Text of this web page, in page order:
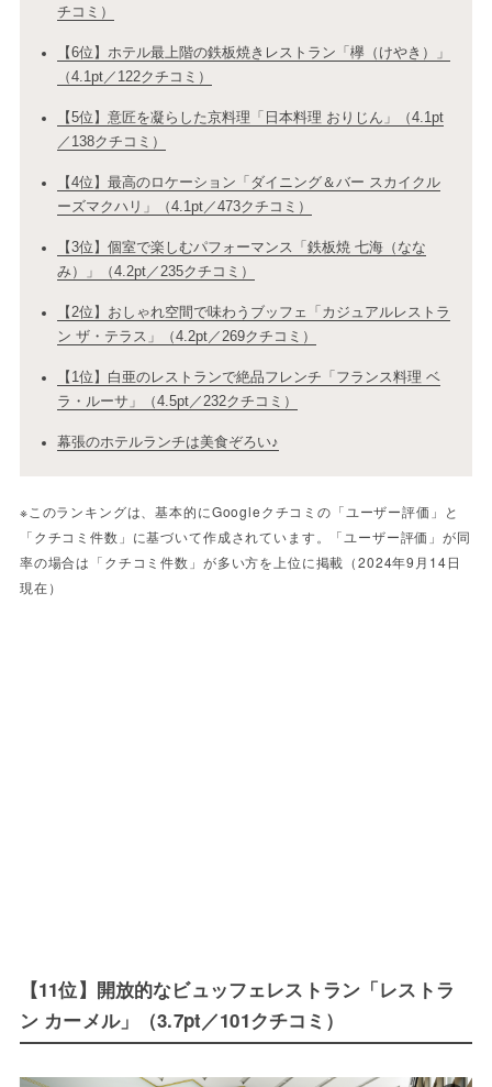
チコミ）
【6位】ホテル最上階の鉄板焼きレストラン「欅（けやき）」
（4.1pt／122クチコミ）
【5位】意匠を凝らした京料理「日本料理 おりじん」（4.1pt
／138クチコミ）
【4位】最高のロケーション「ダイニング＆バー スカイクル
ーズマクハリ」（4.1pt／473クチコミ）
【3位】個室で楽しむパフォーマンス「鉄板焼 七海（なな
み）」（4.2pt／235クチコミ）
【2位】おしゃれ空間で味わうブッフェ「カジュアルレストラ
ン ザ・テラス」（4.2pt／269クチコミ）
【1位】白亜のレストランで絶品フレンチ「フランス料理 ベ
ラ・ルーサ」（4.5pt／232クチコミ）
幕張のホテルランチは美食ぞろい♪
※このランキングは、基本的にGoogleクチコミの「ユーザー評価」と
「クチコミ件数」に基づいて作成されています。「ユーザー評価」が同
率の場合は「クチコミ件数」が多い方を上位に掲載（2024年9月14日
現在）
【11位】開放的なビュッフェレストラン「レストラ
ン カーメル」（3.7pt／101クチコミ）